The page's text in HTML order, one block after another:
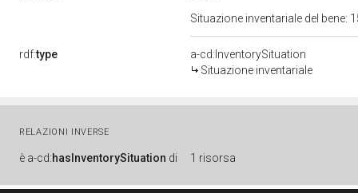
Situazione inventariale del bene:
rdf:type
a-cd:InventorySituation
Situazione inventariale
RELAZIONI INVERSE
è a-cd:hasInventorySituation di 1 risorsa